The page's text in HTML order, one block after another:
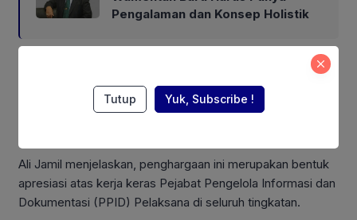
Pengalaman dan Konsep Holistik
Pencapaian ini sejalan dengan penilaian Komisi Informasi
Pusat, yang selama lima tahun berturut-turut
menempatkan Kementan sebagai Badan Publik Paling
Ali Jamil menjelaskan, penghargaan ini merupakan bentuk
apresiasi atas kerja keras Pejabat Pengelola Informasi dan
Dokumentasi (PPID) Pelaksana di seluruh tingkatan.
Tutup Yuk, Subscribe !